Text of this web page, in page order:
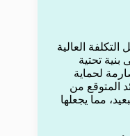
العالية
بنية تحتية
لحماية
المتوقع من
مما يجعلها